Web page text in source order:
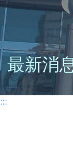
最新消
:::